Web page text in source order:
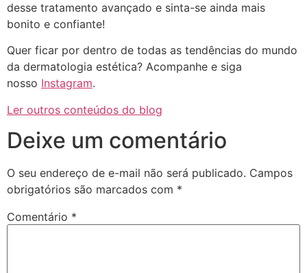
desse tratamento avançado e sinta-se ainda mais
bonito e confiante!
Quer ficar por dentro de todas as tendências do mundo
da dermatologia estética? Acompanhe e siga
nosso Instagram.
Ler outros conteúdos do blog
Deixe um comentário
O seu endereço de e-mail não será publicado. Campos
obrigatórios são marcados com *
Comentário *